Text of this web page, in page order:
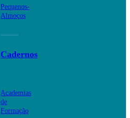
Pequenos-
Almoços
Cadernos
Academias
de
Formação